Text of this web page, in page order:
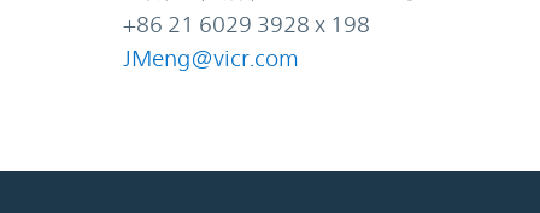
+86 21 6029 3928 x 198
JMeng@vicr.com